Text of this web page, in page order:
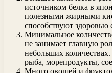
источником белка в
полезными жирными
способствуют здоровью
Минимальное
не занимает главную
небольших
рыба, морепродукты,
Много овощей и